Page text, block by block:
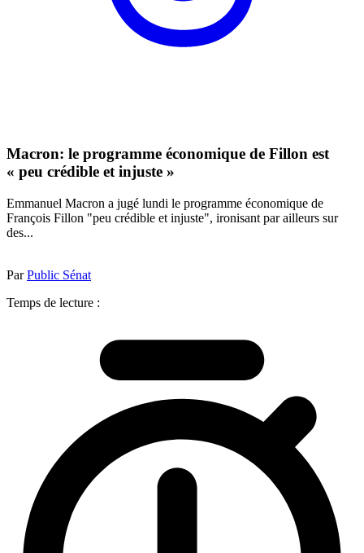
Macron: le programme économique de Fillon est
« peu crédible et injuste »
Emmanuel Macron a jugé lundi le programme économique de
François Fillon "peu crédible et injuste", ironisant par ailleurs sur
des...
ParPublic Sénat
Temps de lecture :